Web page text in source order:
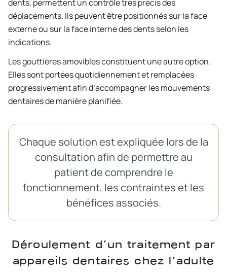
dents, permettent un contrôle très précis des
déplacements. Ils peuvent être positionnés sur la face
externe ou sur la face interne des dents selon les
indications.
Les gouttières amovibles constituent une autre option.
Elles sont portées quotidiennement et remplacées
progressivement afin d’accompagner les mouvements
dentaires de manière planifiée.
Chaque solution est expliquée lors de la
consultation afin de permettre au
patient de comprendre le
fonctionnement, les contraintes et les
bénéfices associés.
Déroulement d’un traitement par
appareils dentaires chez l’adulte